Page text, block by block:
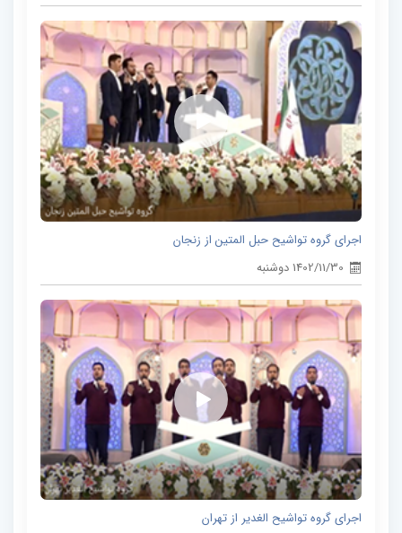
اجرای گروه تواشیح حبل المتین از زنجان
1402/11/30 دوشنبه
اجرای گروه تواشیح الغدیر از تهران